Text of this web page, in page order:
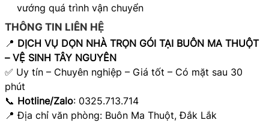
vướng quá trình vận chuyển
THÔNG TIN LIÊN HỆ
📍 DỊCH VỤ DỌN NHÀ TRỌN GÓI TẠI BUÔN MA THUỘT
– VỆ SINH TÂY NGUYÊN
✅ Uy tín – Chuyên nghiệp – Giá tốt – Có mặt sau 30
phút
📞 Hotline/Zalo: 0325.713.714
📍 Địa chỉ văn phòng: Buôn Ma Thuột, Đắk Lắk